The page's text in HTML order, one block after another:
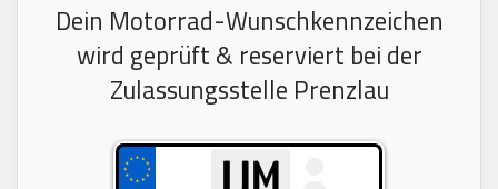
Dein Motorrad-Wunschkennzeichen
wird geprüft & reserviert bei der
Zulassungsstelle Prenzlau